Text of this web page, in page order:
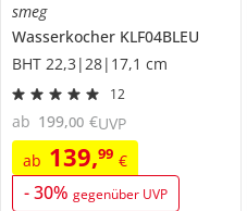
smeg
Wasserkocher KLF04BLEU
BHT 22,3|28|17,1 cm
12
ab 139,99 €
-30% gegenüber UVP
ab 199,00 €UVP